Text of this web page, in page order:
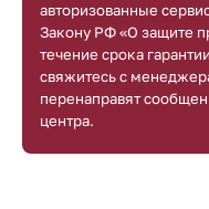
авторизованные
Закону РФ «О защите
течение срока
свяжитесь с
перенаправят
центра.